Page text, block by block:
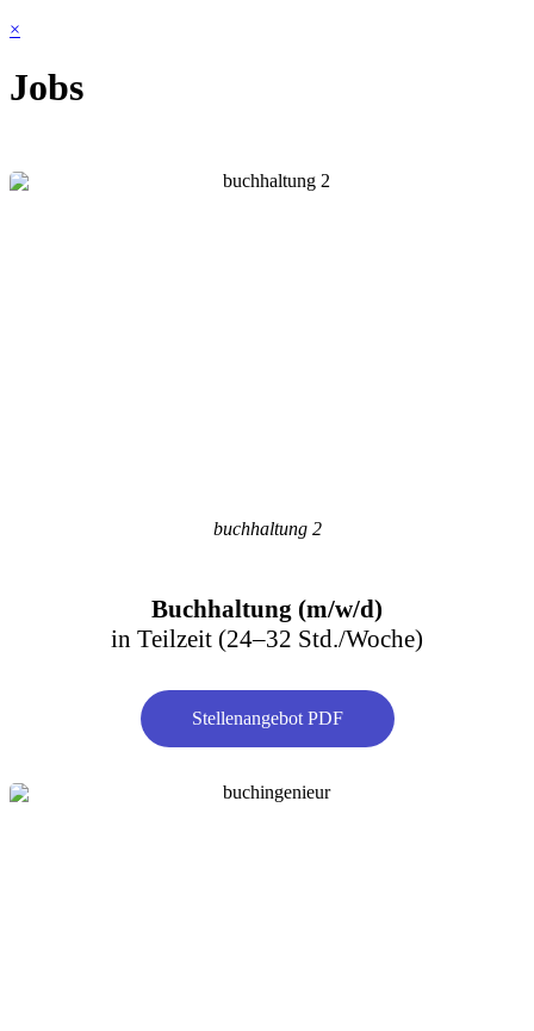
×
Jobs
buchhaltung 2
Buchhaltung (m/w/d)
in Teilzeit (24–32 Std./Woche)
Stellenangebot PDF